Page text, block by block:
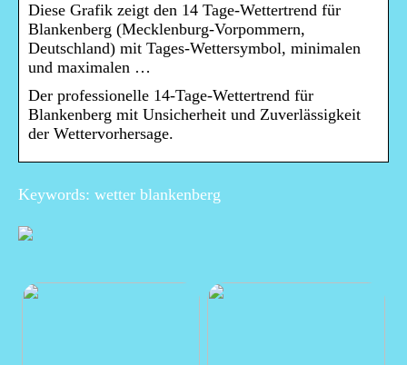
Diese Grafik zeigt den 14 Tage-Wettertrend für
Blankenberg (Mecklenburg-Vorpommern,
Deutschland) mit Tages-Wettersymbol, minimalen
und maximalen …
Der professionelle 14-Tage-Wettertrend für
Blankenberg mit Unsicherheit und Zuverlässigkeit
der Wettervorhersage.
Keywords: wetter blankenberg